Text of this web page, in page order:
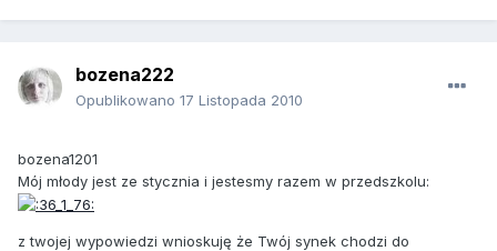
bozena222
Opublikowano 17 Listopada 2010
bozena1201
Mój młody jest ze stycznia i jestesmy razem w przedszkolu:
z twojej wypowiedzi wnioskuję że Twój synek chodzi do